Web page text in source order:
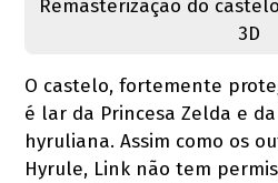
Remasterização do
3D
O castelo, fortemente
é lar da Princesa Zelda e
hyruliana. Assim como os
Hyrule, Link não tem